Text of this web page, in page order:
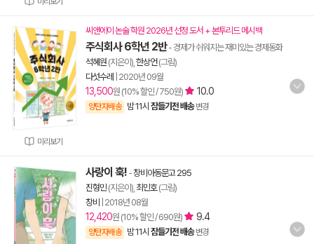
미리보기
씨앤에이 논술 학원 2026년 선정 도서 + 본투리드 메시백
주식회사 6학년 2반- 경제가 쉬워지는 재미있는 경제동화
석혜원 (지은이), 한상언(그림)
다섯수레
2020년 09월
13,500원 (10% 할인 / 750원) 10.0
양탄자배송 밤 11시 잠들기전 배송 변경
사랑이 훅! -창비아동문고 295
진형민(지은이), 최민호(그림)
창비
2018년 08월
12,420원 (10% 할인 / 690원) 9.4
양탄자배송 밤 11시 잠들기전 배송 변경